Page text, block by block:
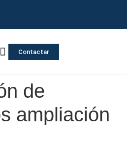
Contactar
de
ampliación